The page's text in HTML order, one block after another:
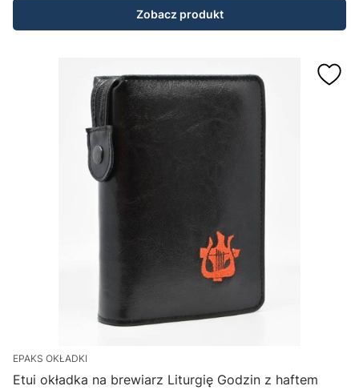
Zobacz produkt
EPAKS OKŁADKI
Etui okładka na brewiarz Liturgię Godzin z haftem